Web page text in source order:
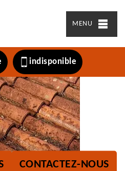
MENU
indisponible
CONTACTEZ-NOUS